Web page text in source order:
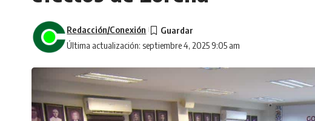
Última actualización: septiembre 4, 2025 9:05 am
Redacción/Conexión